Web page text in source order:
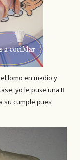
lomo en medio y
yo le puse una B
su cumple pues